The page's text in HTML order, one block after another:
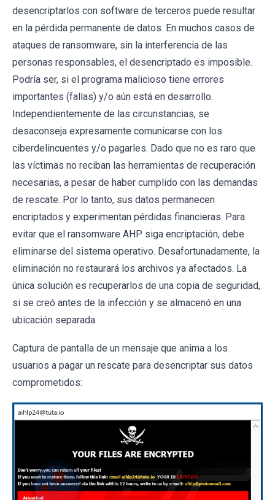
desencriptarlos con software de terceros puede resultar
en la pérdida permanente de datos. En muchos casos de
ataques de ransomware, sin la interferencia de las
personas responsables, el desencriptado es imposible.
Podría ser, si el programa malicioso tiene errores
importantes (fallas) y/o aún está en desarrollo.
Independientemente de las circunstancias, se
desaconseja expresamente comunicarse con los
ciberdelincuentes y/o pagarles. Dado que no es raro que
las víctimas no reciban las herramientas de recuperación
necesarias, a pesar de haber cumplido con las demandas
de rescate. Por lo tanto, sus datos permanecen
encriptados y experimentan pérdidas financieras. Para
evitar que el ransomware AHP siga encriptación, debe
eliminarse del sistema operativo. Desafortunadamente, la
eliminación no restaurará los archivos ya afectados. La
única solución es recuperarlos de una copia de seguridad,
si se creó antes de la infección y se almacenó en una
ubicación separada.
Captura de pantalla de un mensaje que anima a los
usuarios a pagar un rescate para desencriptar sus datos
comprometidos: